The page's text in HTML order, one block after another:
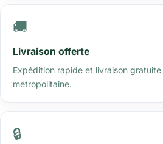
🚚
Livraison offerte
Expédition rapide et livraison gratuite
métropolitaine.
🔒